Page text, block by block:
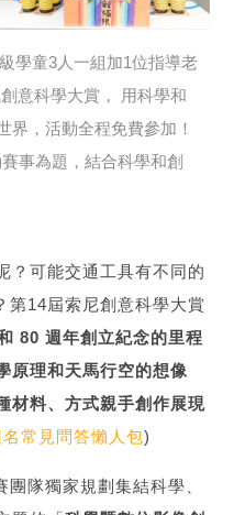
學童3人一組加1位指導老
意科學大賞， 用科學和
界，活動全程免費參加！
事為題，結合科學和創
可能交通工具有不同的
第14屆索尼創意科學大賞
80 週年創立紀念的里程
原理和天馬行空的想像
材料、方式親手創作展現
常見問答懶人包)
隊獨家規劃集結科學、